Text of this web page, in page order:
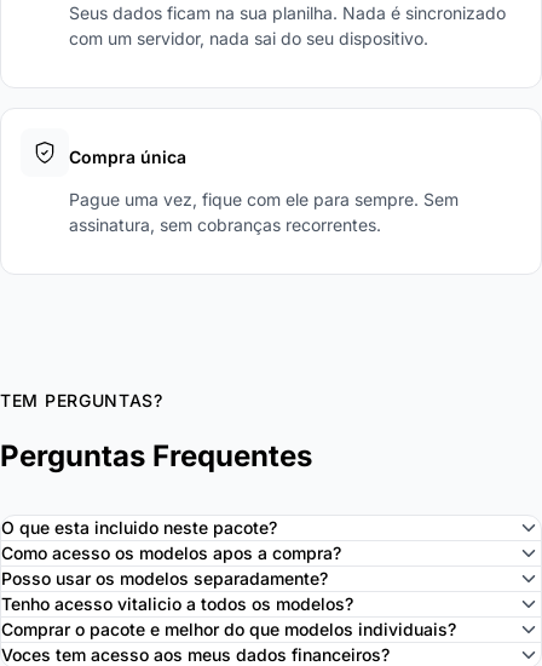
Seus dados ficam na sua planilha. Nada é sincronizado
com um servidor, nada sai do seu dispositivo.
Compra única
Pague uma vez, fique com ele para sempre. Sem
assinatura, sem cobranças recorrentes.
TEM PERGUNTAS?
Perguntas Frequentes
O que esta incluido neste pacote?
Como acesso os modelos apos a compra?
Posso usar os modelos separadamente?
Tenho acesso vitalicio a todos os modelos?
Comprar o pacote e melhor do que modelos individuais?
Voces tem acesso aos meus dados financeiros?